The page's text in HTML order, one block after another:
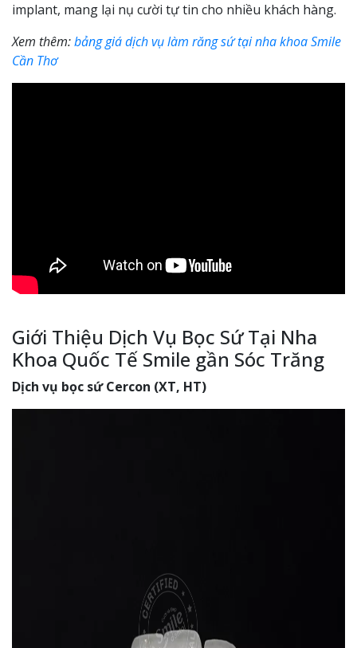
implant, mang lại nụ cười tự tin cho nhiều khách hàng.
Xem thêm:bảng giá dịch vụ làm răng sứ tại nha khoa Smile
Cần Thơ
Giới Thiệu Dịch Vụ Bọc Sứ Tại Nha
Khoa Quốc Tế Smile gần Sóc Trăng
Dịch vụ bọc sứ Cercon (XT, HT)